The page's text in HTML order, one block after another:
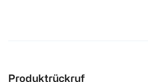
Produktrückruf